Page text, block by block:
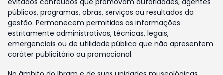
evitados conteúdos que promovam autoridades, agentes
públicos, programas, obras, serviços ou resultados da
gestão. Permanecem permitidas as informações
estritamente administrativas, técnicas, legais,
emergenciais ou de utilidade pública que não apresentem
caráter publicitário ou promocional.